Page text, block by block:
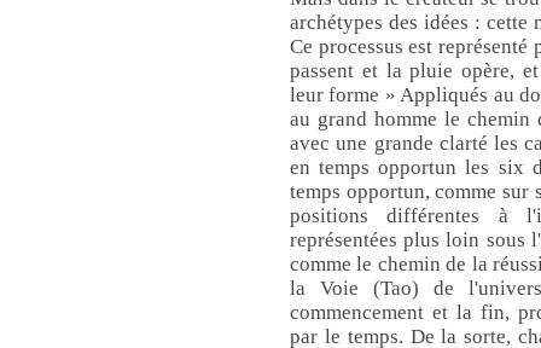
archétypes des idées : cette
Ce processus est
passent et la pluie opère,
leur forme » Appliqués au
au grand homme le
avec une grande clarté les
en temps opportun les six
temps opportun, comme
positions différentes à
représentées plus loin sous
comme le chemin de la
la Voie (Tao) de
commencement et la fin,
par le temps. De la sorte,